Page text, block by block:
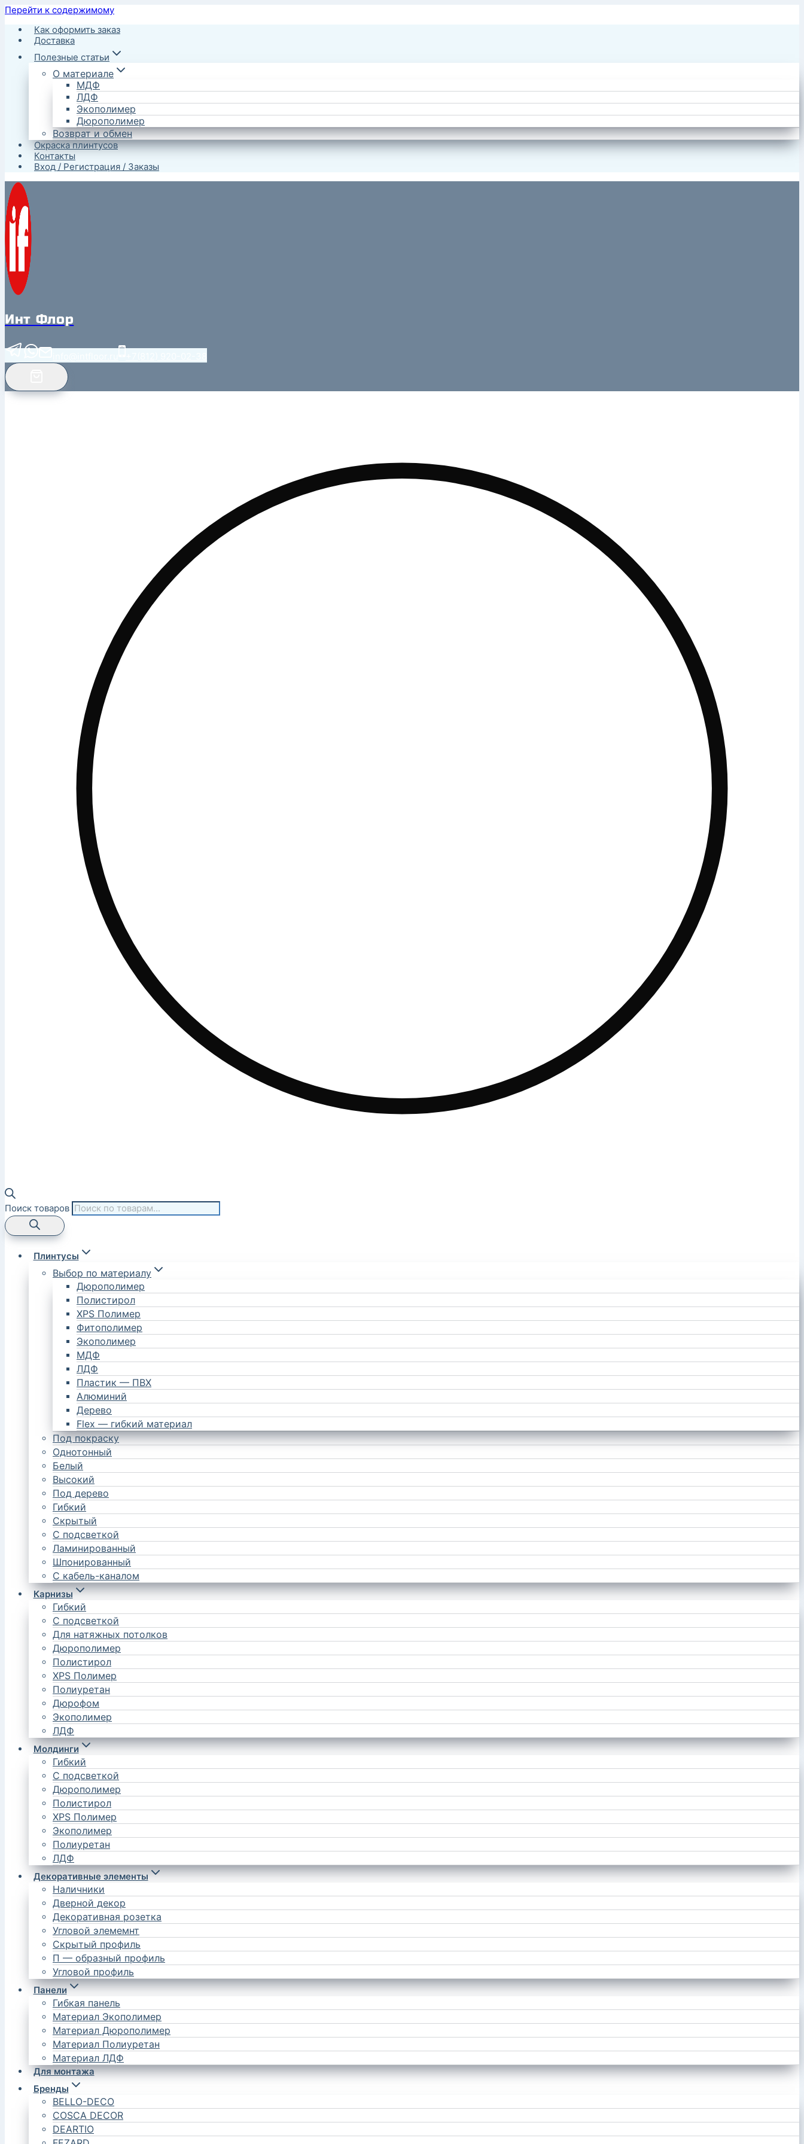
Перейти к содержимому
Как оформить заказ
Доставка
Полезные статьи
О материале
МДФ
ЛДФ
Экополимер
Дюрополимер
Возврат и обмен
Окраска плинтусов
Контакты
Вход / Регистрация / Заказы
Инт Флор
Поиск товаров
Плинтусы
Выбор по материалу
Дюрополимер
Полистирол
XPS Полимер
Фитополимер
Экополимер
МДФ
ЛДФ
Пластик — ПВХ
Алюминий
Дерево
Flex — гибкий материал
Под покраску
Однотонный
Белый
Высокий
Под дерево
Гибкий
Скрытый
С подсветкой
Ламинированный
Шпонированный
С кабель-каналом
Карнизы
Гибкий
С подсветкой
Для натяжных потолков
Дюрополимер
Полистирол
XPS Полимер
Полиуретан
Дюрофом
Экополимер
ЛДФ
Молдинги
Гибкий
С подсветкой
Дюрополимер
Полистирол
XPS Полимер
Экополимер
Полиуретан
ЛДФ
Декоративные элементы
Наличники
Дверной декор
Декоративная розетка
Угловой элемемнт
Скрытый профиль
П — образный профиль
Угловой профиль
Панели
Гибкая панель
Материал Экополимер
Материал Дюрополимер
Материал Полиуретан
Материал ЛДФ
Для монтажа
Бренды
BELLO-DECO
COSCA DECOR
DEARTIO